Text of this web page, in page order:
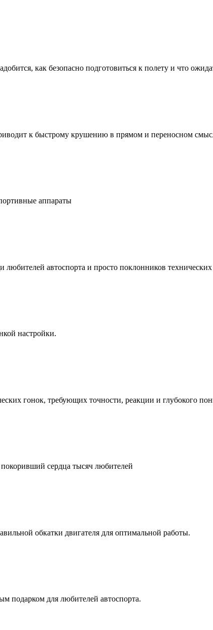
как безопасно подготовиться к полету и что
к быстрому крушению в прямом и переносном
аппараты
любителей автоспорта и просто поклонников
настройки.
гонок, требующих точности, реакции и глубокого
сердца тысяч любителей
обкатки двигателя для оптимальной работы.
подарком для любителей автоспорта.